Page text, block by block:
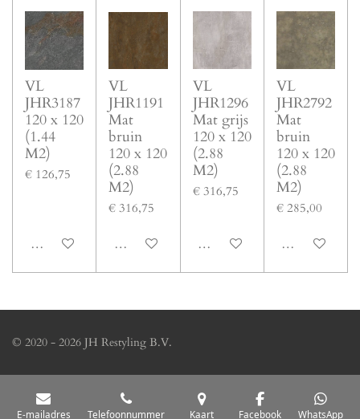
VL
JHR3187
120 x 120
(1.44
M2)
€ 126,75
In winkelwagen
VL
JHR1191
Mat
bruin
120 x 120
(2.88
M2)
€ 316,75
In winkelwagen
VL
JHR1296
Mat grijs
120 x 120
(2.88
M2)
€ 316,75
In winkelwagen
VL
JHR2792
Mat
bruin
120 x 120
(2.88
M2)
€ 285,00
In
© 2020 - 2026 JH Restyling B.V.
E-mailadres Telefoonnummer Kaart Facebook WhatsApp